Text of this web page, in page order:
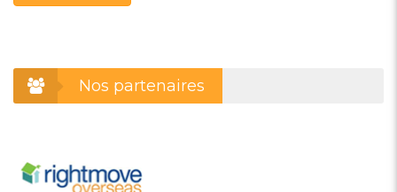
Nos partenaires